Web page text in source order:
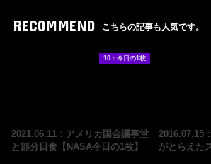
RECOMMEND こちらの記事も人気です。
10：今日の1枚
2021.06.11：アメリカ国会議事堂
と部分日食【NASA今日の1枚】
2016.07.15
がとらえた